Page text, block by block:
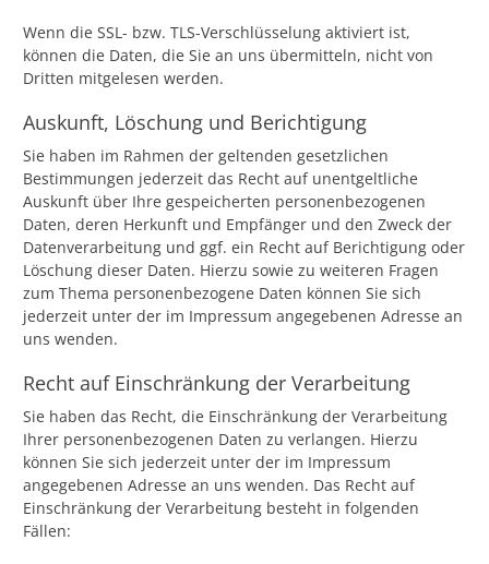
Wenn die SSL- bzw. TLS-Verschlüsselung aktiviert ist,
können die Daten, die Sie an uns übermitteln, nicht von
Dritten mitgelesen werden.
Auskunft, Löschung und Berichtigung
Sie haben im Rahmen der geltenden gesetzlichen
Bestimmungen jederzeit das Recht auf unentgeltliche
Auskunft über Ihre gespeicherten personenbezogenen
Daten, deren Herkunft und Empfänger und den Zweck der
Datenverarbeitung und ggf. ein Recht auf Berichtigung oder
Löschung dieser Daten. Hierzu sowie zu weiteren Fragen
zum Thema personenbezogene Daten können Sie sich
jederzeit unter der im Impressum angegebenen Adresse an
uns wenden.
Recht auf Einschränkung der Verarbeitung
Sie haben das Recht, die Einschränkung der Verarbeitung
Ihrer personenbezogenen Daten zu verlangen. Hierzu
können Sie sich jederzeit unter der im Impressum
angegebenen Adresse an uns wenden. Das Recht auf
Einschränkung der Verarbeitung besteht in folgenden
Fällen: